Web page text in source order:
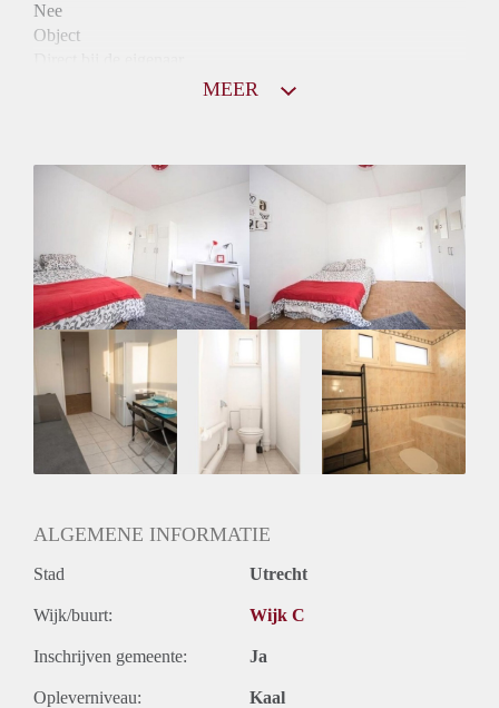
Nee
Object
Huurtoeslag
2,6 X De bruto huur
Huurtermijn
Onbepaalde termijn
Oplevering
Gestoffeerd
MEER
ALGEMENE INFORMATIE
Stad Utrecht
Wijk/buurt: Wijk C
Inschrijven gemeente: Ja
Opleverniveau: Kaal